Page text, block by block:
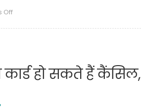
प्रतिशत,
चुनाव
ये
Offon
भोजन
बनाने
हो सकते हैं कैंसिल,